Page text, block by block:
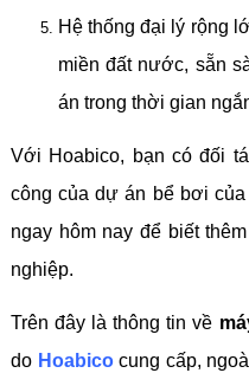
Hệ thống đại lý rộng
miền đất nước, sẵn
án trong thời gian
Với Hoabico, bạn có đối
công của dự án bể bơi
ngay hôm nay để biết
nghiệp.
Trên đây là thông tin về
do Hoabicocung cấp,